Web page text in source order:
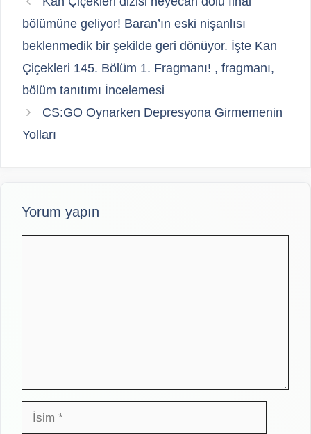
bölümüne geliyor! Baran’ın eski nişanlısı
beklenmedik bir şekilde geri dönüyor. İşte Kan
Çiçekleri 145. Bölüm 1. Fragmanı! , fragmanı,
bölüm tanıtımı İncelemesi
CS:GO Oynarken Depresyona Girmemenin
Yolları
Yorum yapın
İsim